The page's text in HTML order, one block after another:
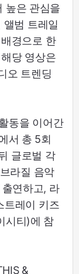
높은 관심을
범 트레일
경으로 한
당 영상은
오 트렌딩
동을 이어간
서 총 5회
글로벌 각
라질 음악
연하고, 라
트레이 키즈
시티)에 참
&